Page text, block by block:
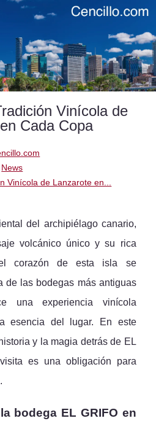
Vinícola de
Cada Copa
News
Vinícola de Lanzarote en...
del archipiélago canario,
volcánico único y su rica
corazón de esta isla se
de las bodegas más antiguas
una experiencia vinícola
esencia del lugar. En este
y la magia detrás de EL
es una obligación para
bodega EL GRIFO en